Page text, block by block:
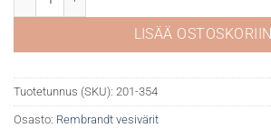
LISÄÄ OSTOSKORIIN
Tuotetunnus (SKU): 201-354
Osasto: Rembrandt vesivärit